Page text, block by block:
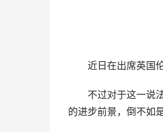
近日在出席英国
不过对于这一说
的进步前景，倒不如